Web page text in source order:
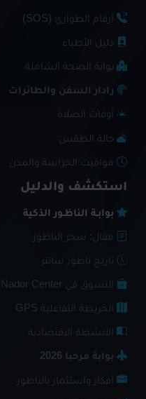
أرقام الطوارئ (SOS)
دليل الأطباء
بوابة الصحة الشاملة
رادار السفن والطائرات
أوقات الصلاة
حالة الطقس
مواقيت الحراسة والمدن
استكشف والدليل
بوابـة الناظـور الذكية
مقال: سحر الناظور
تاريخ ناظور سانتر
التسوق في Nador Center
الخريطة التفاعلية GPS
الأنشطة الاقتصادية
بوابة مرحبا 2026
أفكار واستثمار بالناظور